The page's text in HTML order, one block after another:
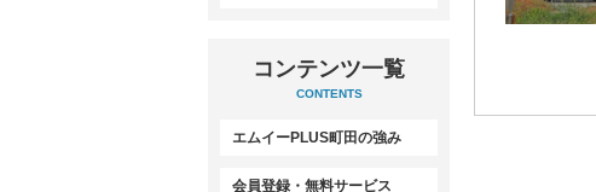
コンテンツ一覧
CONTENTS
エムイーPLUS町田の強み
会員登録・無料サービス